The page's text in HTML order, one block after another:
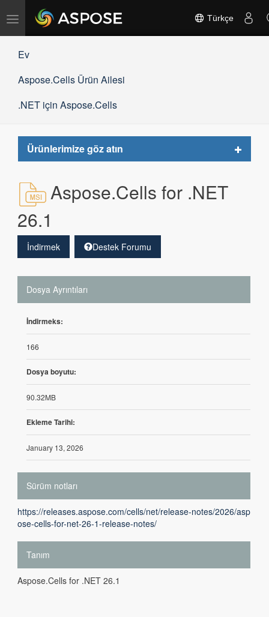
Gezinmeyi
Türkçe
Ev
Aspose.Cells Ürün Ailesi
.NET için Aspose.Cells
Ürünlerimize göz atın
Toggle
Aspose.Cells for .NET
26.1
İndirmek Destek Forumu
Dosya Ayrıntıları
İndirmeks:
166
Dosya boyutu:
90.32MB
Ekleme Tarihi:
January 13, 2026
Sürüm notları
https://releases.aspose.com/cells/net/release-notes/2026/asp
ose-cells-for-net-26-1-release-notes/
Tanım
Aspose.Cells for .NET 26.1